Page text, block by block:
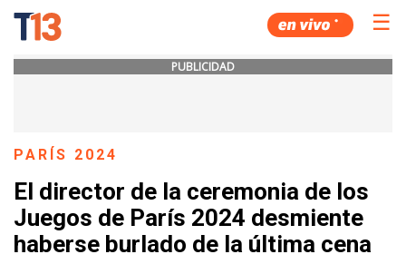
☰
PUBLICIDAD
PARÍS 2024
El director de la ceremonia de los
Juegos de París 2024 desmiente
haberse burlado de la última cena